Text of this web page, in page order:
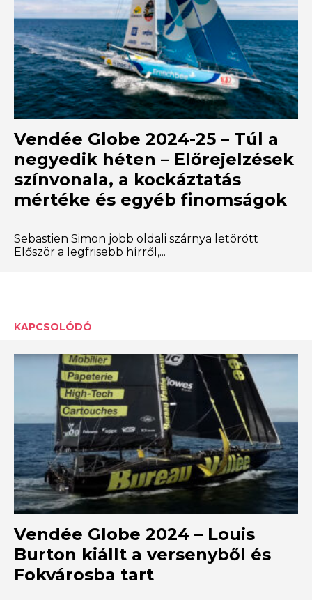
Vendée Globe 2024-25 – Túl a
negyedik héten – Előrejelzések
színvonala, a kockáztatás
mértéke és egyéb finomságok
Sebastien Simon jobb oldali szárnya letörött
Először a legfrisebb hírről,...
KAPCSOLÓDÓ
Vendée Globe 2024 – Louis
Burton kiállt a versenyből és
Fokvárosba tart